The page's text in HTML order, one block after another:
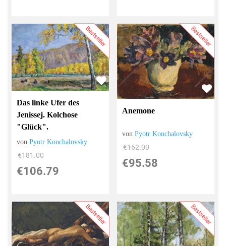
Bestseller
Das linke Ufer des
Jenissej. Kolchose
"Glück".
vonPyotr Konchalovsky
€181.00
€106.79
Bestseller
Anemone
vonPyotr Konchalovsky
€162.00
€95.58
Bestseller Bestseller